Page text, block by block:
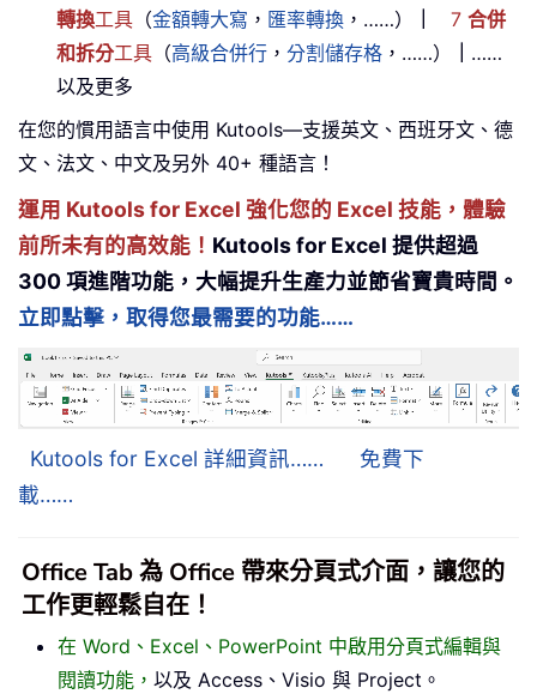
轉換工具 （金額轉大寫 ， 匯率轉換 ，……） 7 合併
和拆分工具 （高級合併行 ， 分割儲存格 ，……）
……
以及更多
在您的慣用語言中使用 Kutools—支援英文、西班牙文、德
文、法文、中文及另外 40+ 種語言！
運用 Kutools for Excel 強化您的 Excel 技能，體驗
前所未有的高效能！ Kutools for Excel 提供超過
300 項進階功能，大幅提升生產力並節省寶貴時間。
立即點擊，取得您最需要的功能……
Kutools for Excel 詳細資訊……
免費下
載……
Office Tab 為 Office 帶來分頁式介面，讓您的
工作更輕鬆自在！
在 Word、Excel、PowerPoint 中啟用分頁式編輯與
閱讀功能， 以及 Access、Visio 與 Project。